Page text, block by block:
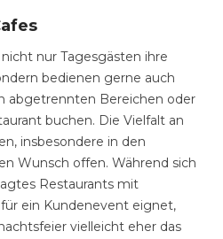
nur Tagesgästen ihre
bedienen gerne auch
abgetrennten Bereichen oder
buchen. Die Vielfalt an
insbesondere in den
Wunsch offen. Während sich
Restaurants mit
ein Kundenevent eignet,
vielleicht eher das